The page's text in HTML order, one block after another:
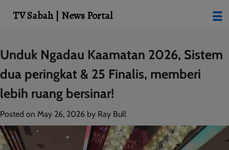
Skip
to
content
Unduk Ngadau Kaamatan 2026, Sistem
dua peringkat & 25 Finalis, memberi
lebih ruang bersinar!
Posted on May 26, 2026 by Ray Bull
TV Sabah | News Portal